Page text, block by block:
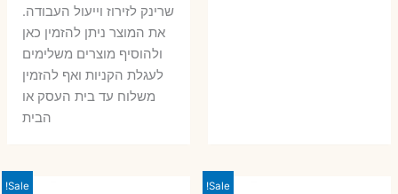
שרינק לזירוז וייעול העבודה.
את המוצר ניתן להזמין כאן
ולהוסיף מוצרים משלימים
לעגלת הקניות ואף להזמין
משלוח עד בית העסק או
הבית
Sale!
Sale!